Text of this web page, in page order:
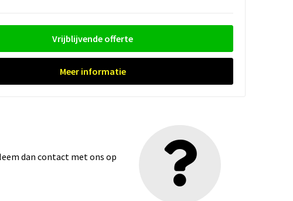
Vrijblijvende offerte
Meer informatie
dan contact met ons op